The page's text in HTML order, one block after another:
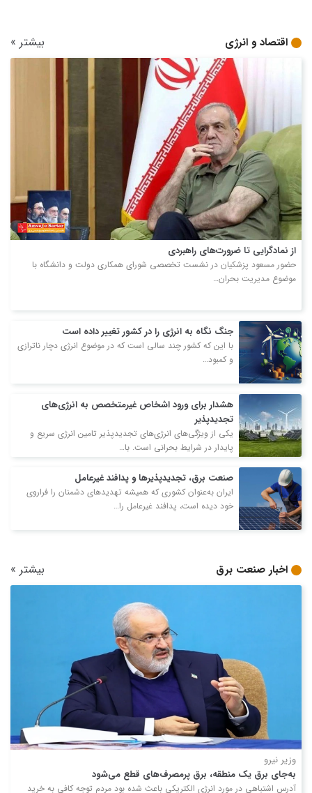
اخبار صنعت برق بیشتر »
وزیر نیرو
به‌جای برق یک منطقه، برق پرمصرف‌های قطع می‌شود
آدرس اشتباهی در مورد انرژی الکتریکی باعث شده بود مردم توجه کافی به خرید
اقتصاد و انرژی بیشتر »
از نمادگرایی تا ضرورت‌های راهبردی
حضور مسعود پزشکیان در نشست تخصصی شورای همکاری دولت و دانشگاه با
موضوع مدیریت بحران…
جنگ نگاه به انرژی را در کشور تغییر داده است
با این که کشور چند سالی است که در موضوع انرژی دچار ناترازی
و کمبود…
هشدار برای ورود اشخاص غیرمتخصص به انرژی‌های
تجدیدپذیر
یکی از ویژگی‌های انرژی‌های تجدیدپذیر تامین انرژی سریع و
پایدار در شرایط بحرانی است. با…
صنعت برق، تجدیدپذیرها و پدافند غیرعامل
ایران به‌عنوان کشوری که همیشه تهدیدهای دشمنان را فراروی
خود دیده است، پدافند غیرعامل را…